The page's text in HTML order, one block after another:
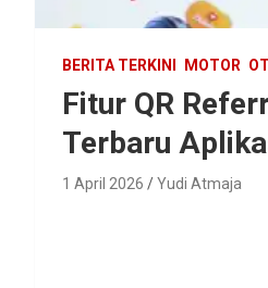
BERITA TERKINI MOTOR
Fitur QR
Terbaru
1 April 2026 Yudi Atmaja